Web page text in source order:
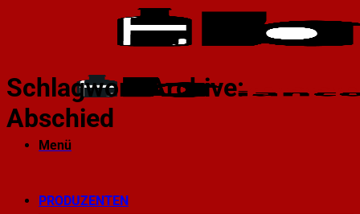
Menü
PRODUZENTEN
Schlagwort-Archive:
Abschied